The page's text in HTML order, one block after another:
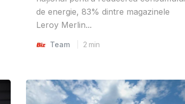
de energie, 83% dintre magazinele
Leroy Merlin...
Team 2 min